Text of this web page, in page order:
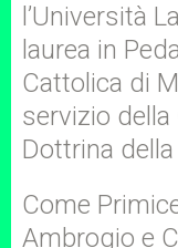
l’Università
laurea in
Cattolica di
servizio
Dottrina della
Come
Ambrogio e